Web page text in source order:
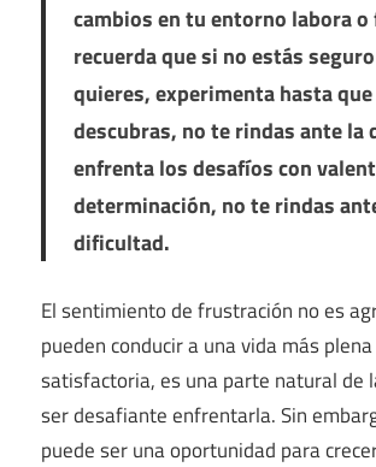
cambios en tu entorno labora
recuerda que si no estás
quieres, experimenta hasta
descubras, no te rindas ante la
enfrenta los desafíos con
determinación, no te rindas
dificultad.
El sentimiento de frustración no es
pueden conducir a una vida más
satisfactoria, es una parte natural de
ser desafiante enfrentarla. Sin
puede ser una oportunidad para